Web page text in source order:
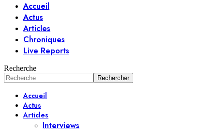
Accueil
Actus
Articles
Chroniques
Live Reports
Recherche
Accueil
Actus
Articles
Interviews